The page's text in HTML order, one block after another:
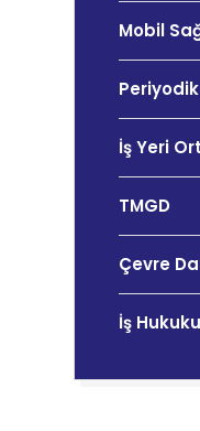
Mobil
İş Yeri
TMGD
Çevre
İş Hukuku